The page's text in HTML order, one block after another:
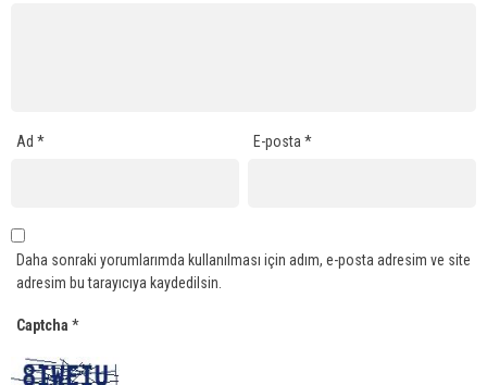
Ad * E-posta*
Daha sonraki yorumlarımda kullanılması için adım, e-posta adresim ve site
adresim bu tarayıcıya kaydedilsin.
Captcha *